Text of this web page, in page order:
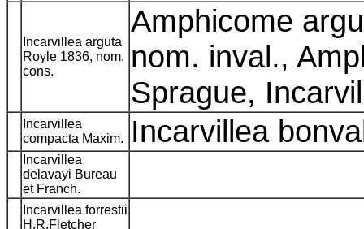
Incarvillea arguta
Royle 1836, nom.
cons.
Amphicome
nom. inval.,
Sprague,
Incarvillea
compacta Maxim.
Incarvillea
Incarvillea
delavayi Bureau
et Franch.
Incarvillea forrestii
H.R.Fletcher